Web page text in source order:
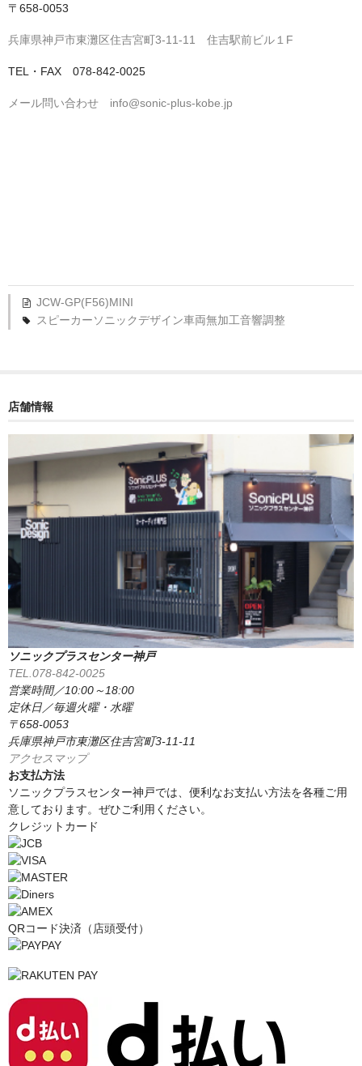
〒658-0053
兵庫県神戸市東灘区住吉宮町3-11-11 住吉駅前ビル１F
TEL・FAX 078-842-0025
メール問い合わせ info@sonic-plus-kobe.jp
JCW-GP(F56)MINI
スピーカーソニックデザイン車両無加工音響調整
店舗情報
ソニックプラスセンター神戸
TEL.078-842-0025
営業時間／10:00～18:00
定休日／毎週火曜・水曜
〒658-0053
兵庫県神戸市東灘区住吉宮町3-11-11
アクセスマップ
お支払方法
ソニックプラスセンター神戸では、便利なお支払い方法を各種ご用
意しております。ぜひご利用ください。
クレジットカード
QRコード決済（店頭受付）